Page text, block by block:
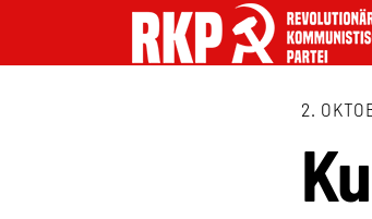
2.